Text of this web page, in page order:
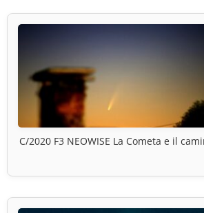
C/2020 F3 NEOWISE La Cometa e il